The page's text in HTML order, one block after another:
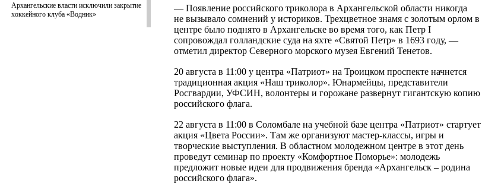
Архангельские власти исключили закрытие
хоккейного клуба «Водник»
— Появление российского триколора в Архангельской области никогда
не вызывало сомнений у историков. Трехцветное знамя с золотым орлом в
центре было поднято в Архангельске во время того, как Петр I
сопровождал голландские суда на яхте «Святой Петр» в 1693 году, —
отметил директор Северного морского музея Евгений Тенетов.
20 августа в 11:00 у центра «Патриот» на Троицком проспекте начнется
традиционная акция «Наш триколор». Юнармейцы, представители
Росгвардии, УФСИН, волонтеры и горожане развернут гигантскую копию
российского флага.
22 августа в 11:00 в Соломбале на учебной базе центра «Патриот» стартует
акция «Цвета России». Там же организуют мастер-классы, игры и
творческие выступления. В областном молодежном центре в этот день
проведут семинар по проекту «Комфортное Поморье»: молодежь
предложит новые идеи для продвижения бренда «Архангельск – родина
российского флага».